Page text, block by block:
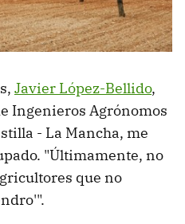
Javier López-Bellido,
Ingenieros Agrónomos
- La Mancha, me
"Últimamente, no
que no